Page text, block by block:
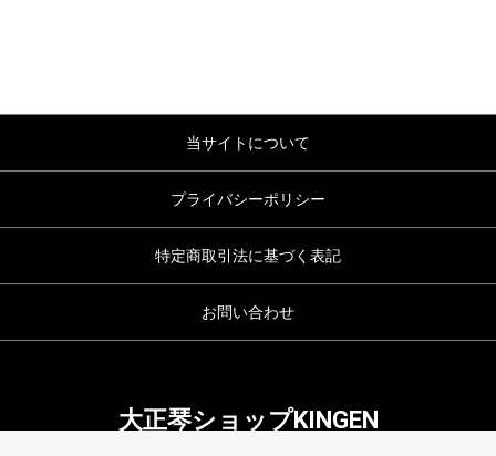
当サイトについて
プライバシーポリシー
特定商取引法に基づく表記
お問い合わせ
大正琴ショップKINGEN